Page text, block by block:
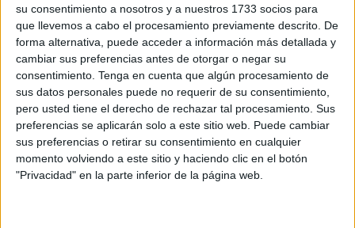
su consentimiento a nosotros y a nuestros 1733 socios para
que llevemos a cabo el procesamiento previamente descrito. De
forma alternativa, puede acceder a información más detallada y
cambiar sus preferencias antes de otorgar o negar su
consentimiento. Tenga en cuenta que algún procesamiento de
sus datos personales puede no requerir de su consentimiento,
pero usted tiene el derecho de rechazar tal procesamiento. Sus
preferencias se aplicarán solo a este sitio web. Puede cambiar
sus preferencias o retirar su consentimiento en cualquier
momento volviendo a este sitio y haciendo clic en el botón
"Privacidad" en la parte inferior de la página web.
Vivas reclama un plan para “recuperar la
normalidad” de Ceuta antes de la
invasión
HACE 32 MINUTOS
El Senado convoca oficialmente a
Marlaska, Robles y Albares a comparecer
por Ceuta
HACE 44 MINUTOS
Torres apuesta por la reagrupación